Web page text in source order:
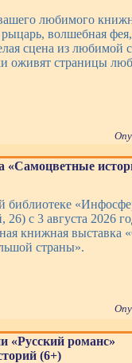
любимого
волшебная
сцена из любимой
оживят страницы
«Самоцветные
библиотеке
26) с 3 августа 2026
книжная выставка
страны».
«Русский романс»
(6+)